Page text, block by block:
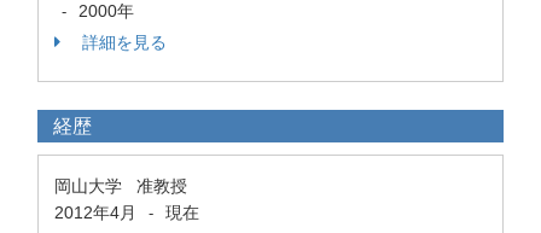
-
2000年
詳細を見る
経歴
岡山大学 准教授
2012年4月
-
現在